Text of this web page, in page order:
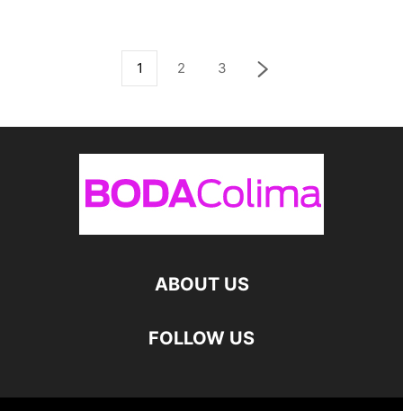
1 2 3
ABOUT US
FOLLOW US